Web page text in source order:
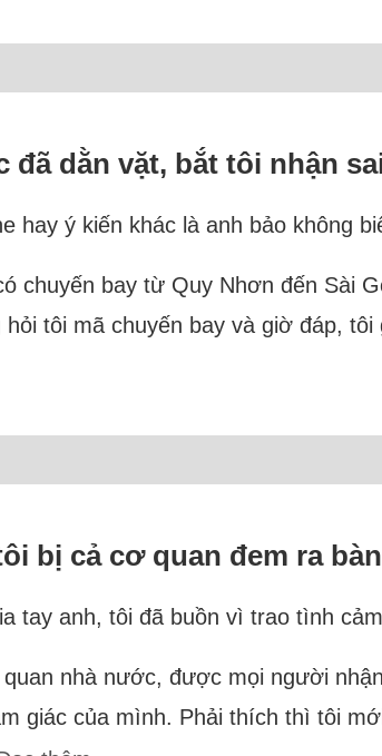
dằn vặt, bắt tôi nhận
hay ý kiến khác là anh bảo không
chuyến bay từ Quy Nhơn đến Sài
tôi mã chuyến bay và giờ đáp,
bị cả cơ quan đem ra
tay anh, tôi đã buồn vì trao tình
nhà nước, được mọi người
giác của mình. Phải thích thì tôi